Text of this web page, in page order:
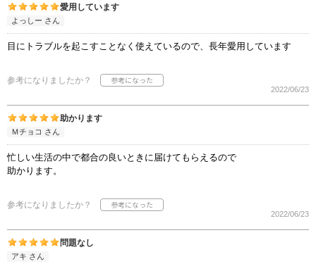
愛用しています
よっしー さん
目にトラブルを起こすことなく使えているので、長年愛用しています
参考になりましたか？
2022/06/23
助かります
Ｍチョコ さん
忙しい生活の中で都合の良いときに届けてもらえるので
助かります。
参考になりましたか？
2022/06/23
問題なし
アキ さん